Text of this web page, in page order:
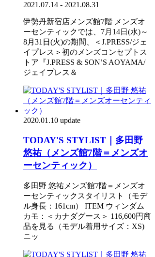
2021.07.14 - 2021.08.31
伊勢丹新宿店メンズ館7階 メンズオ
ーセンティックでは、7月14日(水)～
8月31日(火)の期間、＜J.PRESS/ジェ
イプレス＞初のメンズコンセプトス
トア『J.PRESS & SON’S AOYAMA/
ジェイプレス＆
2020.01.10 update
TODAY'S STYLIST｜多田野
悠祐（メンズ館7階＝メンズオ
ーセンティック）
多田野 悠祐メンズ館7階＝メンズオ
ーセンティックスタイリスト（モデ
ル身長：161cm） ITEM ウィンダム
カモ：＜カナダグース＞ 116,600円商
品を見る（モデル着用サイズ：XS)
ニッ